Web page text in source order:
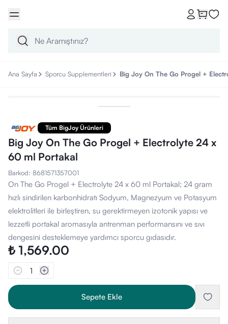
Ana Sayfa Sporcu Supplementleri Big Joy On The Go Progel +
Tüm BigJoy Ürünleri
Big Joy On The Go Progel + Electrolyte 24 x
60 ml Portakal
Barkod: 8681571357001
On The Go Progel + Electrolyte 24 x 60 ml Portakal; 24 gram
hızlı sindirilen karbonhidratı Sodyum, Magnezyum ve Potasyum
elektrolitleri ile birleştiren, su gerektirmeyen izotonik yapısı ve
lezzetli portakal aromasıyla antrenman performansını ve sıvı
dengesini desteklemeye yardımcı sporcu gıdasıdır.
₺ 1,569.00
1
Sepete Ekle